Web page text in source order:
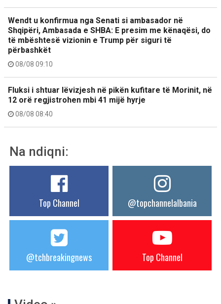
Wendt u konfirmua nga Senati si ambasador në
Shqipëri, Ambasada e SHBA: E presim me kënaqësi, do
të mbështesë vizionin e Trump për siguri të
përbashkët
08/08 09:10
Fluksi i shtuar lëvizjesh në pikën kufitare të Morinit, në
12 orë regjistrohen mbi 41 mijë hyrje
08/08 08:40
Na ndiqni:
Top Channel @topchannelalbania
@tchbreakingnews Top Channel